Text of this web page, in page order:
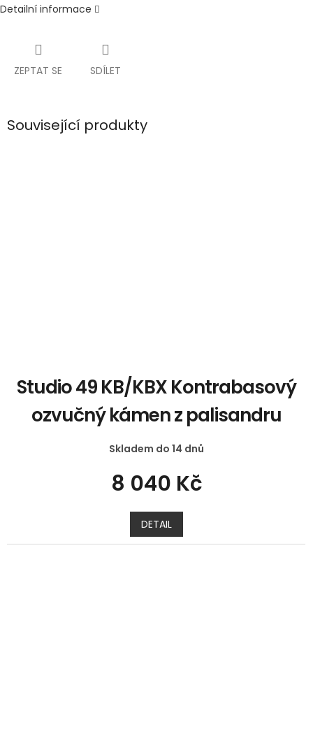
Detailní informace
ZEPTAT SE SDÍLET
Související produkty
Studio 49 KB/KBX Kontrabasový
ozvučný kámen z palisandru
Skladem do 14 dnů
8 040 Kč
DETAIL